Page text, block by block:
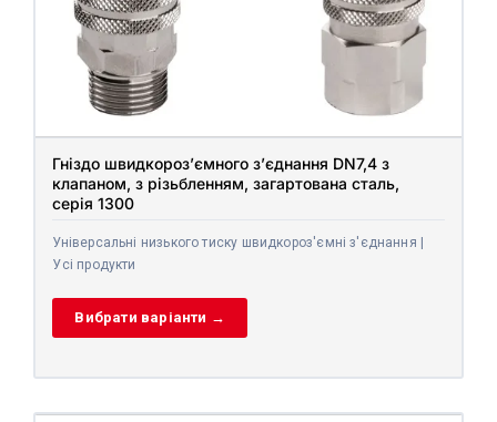
Гніздо швидкороз’ємного з’єднання DN7,4 з
клапаном, з різьбленням, загартована сталь,
серія 1300
Універсальні низького тиску швидкороз'ємні з'єднання |
Усі продукти
Вибрати варіанти →